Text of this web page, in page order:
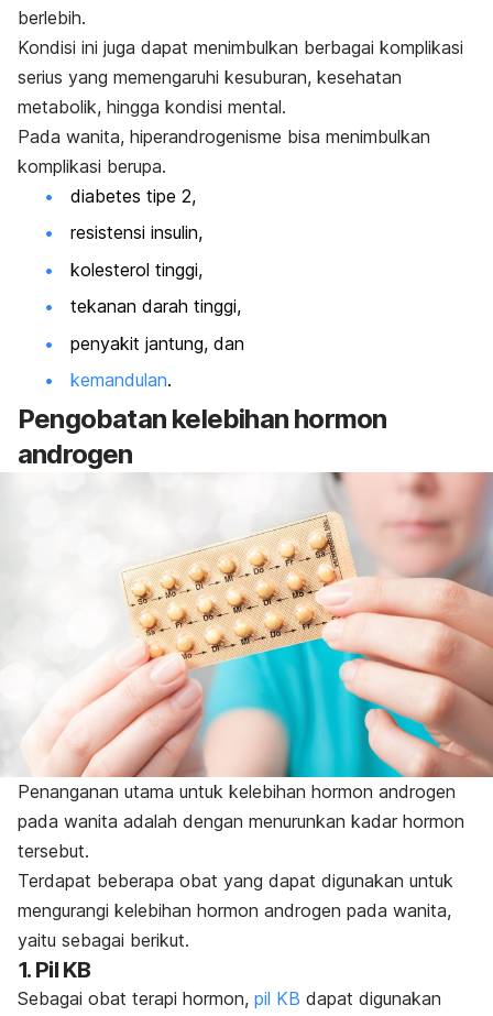
berlebih.
Kondisi ini juga dapat menimbulkan berbagai komplikasi
serius yang memengaruhi kesuburan, kesehatan
metabolik, hingga kondisi mental.
Pada wanita, hiperandrogenisme bisa menimbulkan
komplikasi berupa.
diabetes tipe 2,
resistensi insulin,
kolesterol tinggi,
tekanan darah tinggi,
penyakit jantung, dan
kemandulan.
Pengobatan kelebihan hormon
androgen
Penanganan utama untuk kelebihan hormon androgen
pada wanita adalah dengan menurunkan kadar hormon
tersebut.
Terdapat beberapa obat yang dapat digunakan untuk
mengurangi kelebihan hormon androgen pada wanita,
yaitu sebagai berikut.
1. Pil KB
Sebagai obat terapi hormon, pil KB dapat digunakan